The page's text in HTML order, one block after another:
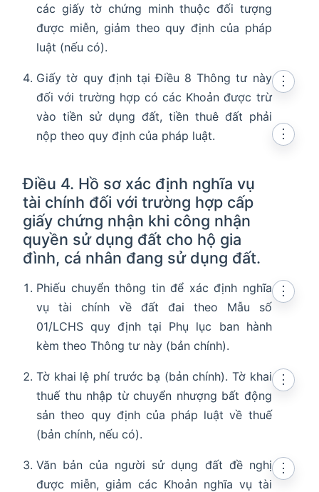
các giấy tờ chứng minh thuộc đối tượng
được miễn, giảm theo quy định của pháp
luật (nếu có).
Giấy tờ quy định tại Điều 8 Thông tư này
đối với trường hợp có các Khoản được trừ
vào tiền sử dụng đất, tiền thuê đất phải
nộp theo quy định của pháp luật.
⋮
Điều 4. Hồ sơ xác định nghĩa vụ
tài chính đối với trường hợp cấp
giấy chứng nhận khi công nhận
quyền sử dụng đất cho hộ gia
đình, cá nhân đang sử dụng đất.
⋮
Phiếu chuyển thông tin để xác định nghĩa
vụ tài chính về đất đai theo Mẫu số
01/LCHS quy định tại Phụ lục ban hành
kèm theo Thông tư này (bản chính).
⋮
Tờ khai lệ phí trước bạ (bản chính). Tờ khai
thuế thu nhập từ chuyển nhượng bất động
sản theo quy định của pháp luật về thuế
(bản chính, nếu có).
⋮
Văn bản của người sử dụng đất đề nghị
được miễn, giảm các Khoản nghĩa vụ tài
⋮